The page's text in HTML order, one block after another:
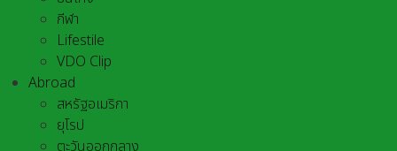
กีฬา
Lifestile
VDO Clip
Abroad
สหรัฐอเมริกา
ยุโรป
ตะวันออกกลาง